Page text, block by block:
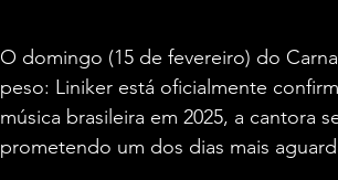
O domingo (15 de fevereiro) do
peso: Liniker está oficialmente
música brasileira em 2025, a cantora
prometendo um dos dias mais